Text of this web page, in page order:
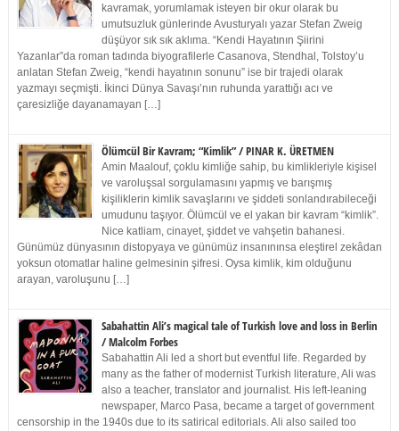
kavramak, yorumlamak isteyen bir okur olarak bu
umutsuzluk günlerinde Avusturyalı yazar Stefan Zweig
düşüyor sık sık aklıma. “Kendi Hayatının Şiirini
Yazanlar”da roman tadında biyografilerle Casanova, Stendhal, Tolstoy’u
anlatan Stefan Zweig, “kendi hayatının sonunu” ise bir trajedi olarak
yazmayı seçmişti. İkinci Dünya Savaşı’nın ruhunda yarattığı acı ve
çaresizliğe dayanamayan […]
Ölümcül Bir Kavram; “Kimlik” / PINAR K. ÜRETMEN
Amin Maalouf, çoklu kimliğe sahip, bu kimlikleriyle kişisel
ve varoluşsal sorgulamasını yapmış ve barışmış
kişiliklerin kimlik savaşlarını ve şiddeti sonlandırabileceği
umudunu taşıyor. Ölümcül ve el yakan bir kavram “kimlik”.
Nice katliam, cinayet, şiddet ve vahşetin bahanesi.
Günümüz dünyasının distopyaya ve günümüz insanınınsa eleştirel zekâdan
yoksun otomatlar haline gelmesinin şifresi. Oysa kimlik, kim olduğunu
arayan, varoluşunu […]
Sabahattin Ali’s magical tale of Turkish love and loss in Berlin
/ Malcolm Forbes
Sabahattin Ali led a short but eventful life. Regarded by
many as the father of modernist Turkish literature, Ali was
also a teacher, translator and journalist. His left-leaning
newspaper, Marco Pasa, became a target of government
censorship in the 1940s due to its satirical editorials. Ali also sailed too